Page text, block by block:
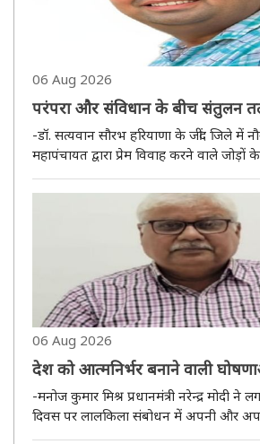
06 Aug 2026
परंपरा और संविधान के बीच संतुलन
-डॉ. सत्यवान सौरभ हरियाणा के जींद जिले में नौगामा खाप की
महापंचायत द्वारा प्रेम विवाह करने वाले जोड़ों
कर दिया है, जो समय-समय पर भारतीय
06 Aug 2026
देश को आत्मनिर्भर बनाने वाली
लालकिला
-मनोज कुमार मिश्र प्रधानमंत्री नरेन्द्र मोदी ने लगातार 12 बार स्वतंत्रता
दिवस पर लालकिला संबोधन में अपनी और